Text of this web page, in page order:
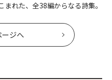
れた、全38編からなる詩集。
ジへ